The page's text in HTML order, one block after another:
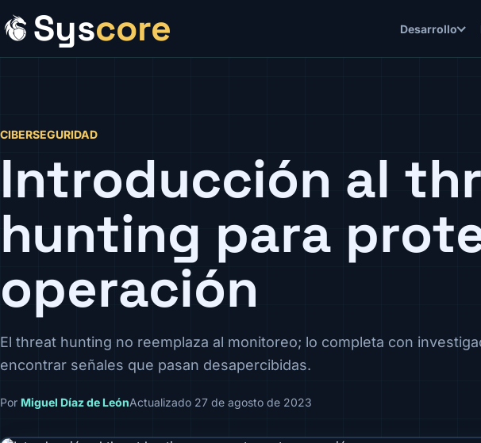
Syscore Desarrollo
CIBERSEGURIDAD
Introducción al
hunting para
operación
El threat hunting no reemplaza al monitoreo; lo completa con
encontrar señales que pasan desapercibidas.
Por Miguel Díaz de LeónActualizado 27 de agosto de 2023